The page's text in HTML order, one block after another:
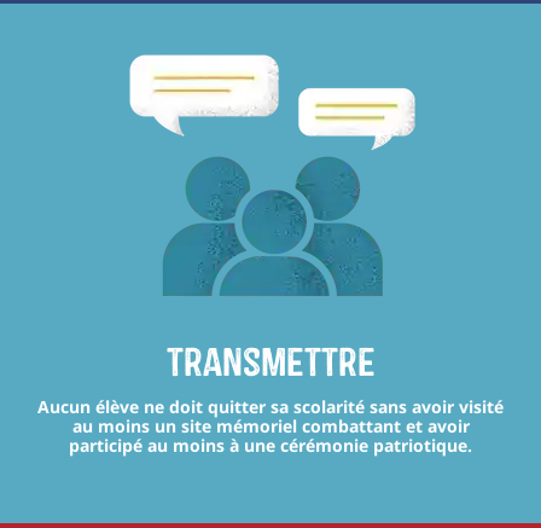
transmettre
Aucun élève ne doit quitter sa scolarité sans avoir visité
au moins un site mémoriel combattant et avoir
participé au moins à une cérémonie patriotique.